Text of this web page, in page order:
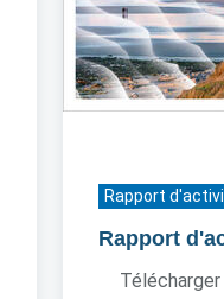
Rapport
Rapport